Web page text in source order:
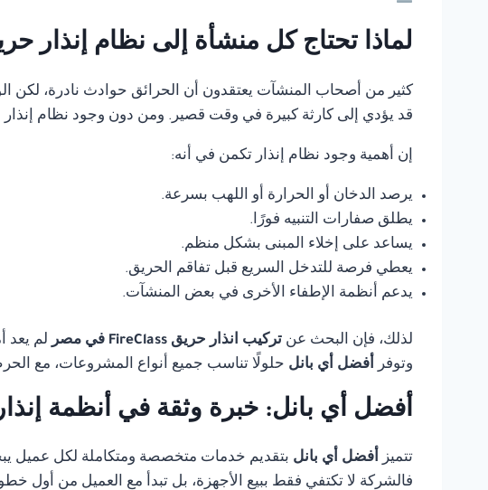
لماذا تحتاج كل منشأة إلى نظام إنذار
كثير من أصحاب المنشآت يعتقدون أن الحرائق حوادث نادرة، لكن
قد يؤدي إلى كارثة كبيرة في وقت قصير. ومن دون وجود نظام
إن أهمية وجود نظام إنذار تكمن في أنه:
يرصد الدخان أو الحرارة أو اللهب بسرعة.
يطلق صفارات التنبيه فورًا.
يساعد على إخلاء المبنى بشكل منظم.
يعطي فرصة للتدخل السريع قبل تفاقم الحريق.
يدعم أنظمة الإطفاء الأخرى في بعض المنشآت.
لذلك، فإن البحث عن تركيب انذار حريق FireClass في مصر
لم يعد
وتوفر أفضل أي بانل حلولًا تناسب جميع أنواع المشروعات، مع
أفضل أي بانل: خبرة وثقة في أنظمة
تتميز أفضل أي بانل بتقديم خدمات متخصصة ومتكاملة لكل عميل
فالشركة لا تكتفي فقط ببيع الأجهزة، بل تبدأ مع العميل من أول